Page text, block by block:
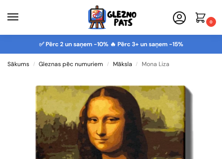
0
✅ Pērc 2 un saņem -10% 🔥 Pērc 3+ un saņem -15%
Sākums / Gleznas pēc numuriem / Māksla / Mona Liza